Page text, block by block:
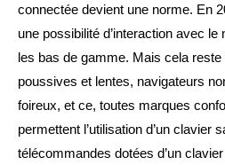
connectée devient une norme. En
une possibilité d’interaction avec
les bas de gamme. Mais cela
poussives et lentes, navigateurs
foireux, et ce, toutes marques
permettent l’utilisation d’un clavier
télécommandes dotées d’un